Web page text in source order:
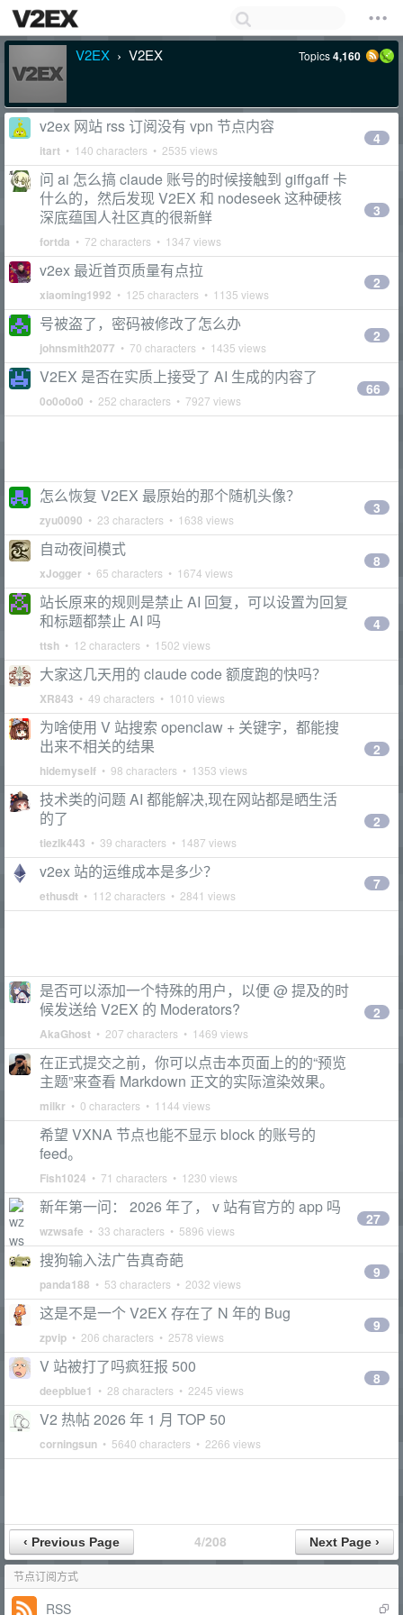
V2EX › V2EX Topics4,160
v2ex 网站 rss 订阅没有 vpn 节点内容
itart • 140 characters • 2535 views
4
问 ai 怎么搞 claude 账号的时候接触到 giffgaff 卡
什么的，然后发现 V2EX 和 nodeseek 这种硬核
深底蕴国人社区真的很新鲜
fortda • 72 characters • 1347 views
3
v2ex 最近首页质量有点拉
xiaoming1992 • 125 characters • 1135 views
2
号被盗了，密码被修改了怎么办
johnsmith2077 • 70 characters • 1435 views
2
V2EX 是否在实质上接受了 AI 生成的内容了
0o0o0o0 • 252 characters • 7927 views
66
怎么恢复 V2EX 最原始的那个随机头像？
zyu0090 • 23 characters • 1638 views
3
自动夜间模式
xJogger • 65 characters • 1674 views
8
站长原来的规则是禁止 AI 回复，可以设置为回复
和标题都禁止 AI 吗
ttsh • 12 characters • 1502 views
4
大家这几天用的 claude code 额度跑的快吗？
XR843 • 49 characters • 1010 views
为啥使用 V 站搜索 openclaw + 关键字，都能搜
出来不相关的结果
hidemyself • 98 characters • 1353 views
2
技术类的问题 AI 都能解决,现在网站都是晒生活
的了
tiezlk443 • 39 characters • 1487 views
2
v2ex 站的运维成本是多少？
ethusdt • 112 characters • 2841 views
7
是否可以添加一个特殊的用户，以便 @ 提及的时
候发送给 V2EX 的 Moderators?
AkaGhost • 207 characters • 1469 views
2
在正式提交之前，你可以点击本页面上的的“预览
主题”来查看 Markdown 正文的实际渲染效果。
milkr • 0 characters • 1144 views
希望 VXNA 节点也能不显示 block 的账号的
feed。
Fish1024 • 71 characters • 1230 views
新年第一问： 2026 年了， v 站有官方的 app 吗
wzwsafe • 33 characters • 5896 views
27
搜狗输入法广告真奇葩
panda188 • 53 characters • 2032 views
9
这是不是一个 V2EX 存在了 N 年的 Bug
zpvip • 206 characters • 2578 views
9
V 站被打了吗疯狂报 500
deepblue1 • 28 characters • 2245 views
8
V2 热帖 2026 年 1 月 TOP 50
corningsun • 5640 characters • 2266 views
4/208
节点订阅方式
RSS